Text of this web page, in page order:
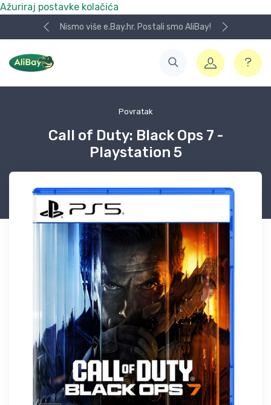
Ažuriraj postavke kolačića
Nismo više e.Bay.hr. Postali smo AliBay!
Povratak
Call of Duty: Black Ops 7 -
Playstation 5